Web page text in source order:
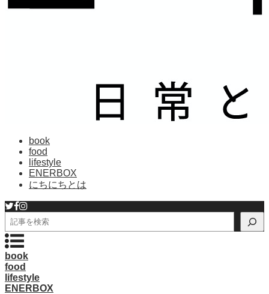
book
food
lifestyle
ENERBOX
にちにちとは
検
索
book
food
lifestyle
ENERBOX